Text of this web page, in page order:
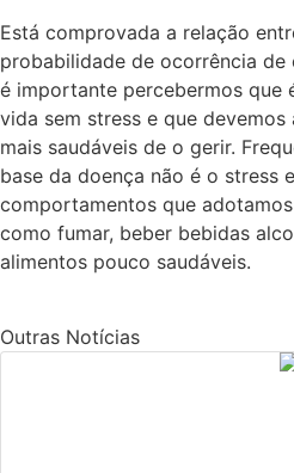
Está comprovada a relação
probabilidade de ocorrência de
é importante percebermos que
vida sem stress e que
mais saudáveis de o gerir.
base da doença não é o stress
comportamentos que
como fumar, beber bebidas
alimentos pouco saudáveis.
Outras Notícias